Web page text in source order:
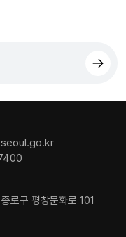
로구 평창문화로 101